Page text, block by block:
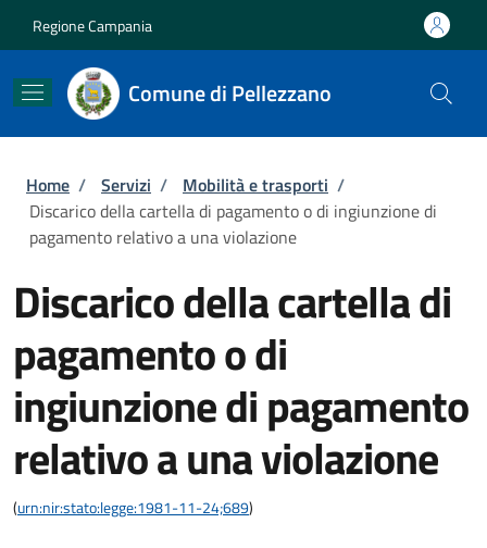
Regione Campania
Comune di Pellezzano
Briciole di pane
Home / Servizi / Mobilità e trasporti /
Discarico della cartella di pagamento o di ingiunzione di
pagamento relativo a una violazione
Discarico della cartella di
pagamento o di
ingiunzione di pagamento
relativo a una violazione
(urn:nir:stato:legge:1981-11-24;689)